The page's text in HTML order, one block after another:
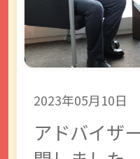
2023年05月10日
アドバイザ